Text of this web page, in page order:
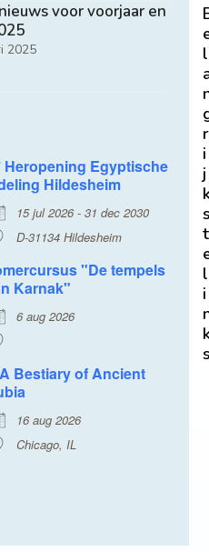
voor voorjaar en
2025
Heropening Egyptische
Hildesheim
15 jul 2026 - 31 dec 2030
D-31134 Hildesheim
"De tempels
Karnak"
6 aug 2026
Bestiary of Ancient
16 aug 2026
Chicago, IL
l
r
i
j
t
l
i